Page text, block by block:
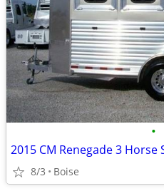
•
8/3 Boise